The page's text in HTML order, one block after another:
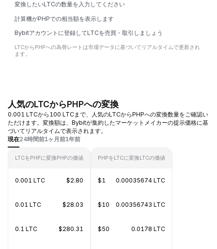
変換したいLTCの数量を入力してください
計算機がPHPでの相当額を表示します
Bybitアカウントに登録してLTCを売買・取引しましょう
LTCからPHPへの為替レートは市場データに基づいてリアルタイムで更新され
ます。
人気のLTCからPHPへの変換
0.001 LTCから100 LTCまで、人気のLTCからPHPへの変換数量をご確認い
ただけます。変換額は、Bybitが集約したマーケットメイカーの提示価格に基
づいてリアルタイムで表示されます。
現在24時間前1ヶ月前1年前
LTCをPHPに変換PHPの価値
0.001 LTC $2.80
0.01 LTC $28.03
0.1 LTC $280.31
PHPをLTCに変換LTCの価値
$1 0.00035674 LTC
$10 0.00356743 LTC
$50 0.0178 LTC